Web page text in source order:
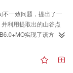
不一致问题，提出了一
利用提取出的山谷点
实现了该方